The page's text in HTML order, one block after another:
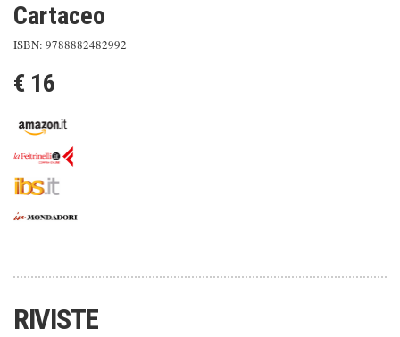
Cartaceo
ISBN: 9788882482992
€ 16
RIVISTE